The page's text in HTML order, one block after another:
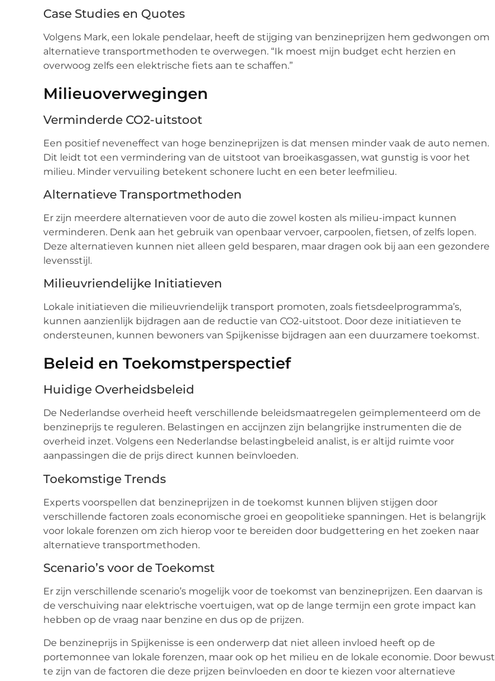
Case Studies en Quotes
Volgens Mark, een lokale pendelaar, heeft de stijging van benzineprijzen hem gedwongen om
alternatieve transportmethoden te overwegen. “Ik moest mijn budget echt herzien en
overwoog zelfs een elektrische fiets aan te schaffen.”
Milieuoverwegingen
Verminderde CO2-uitstoot
Een positief neveneffect van hoge benzineprijzen is dat mensen minder vaak de auto nemen.
Dit leidt tot een vermindering van de uitstoot van broeikasgassen, wat gunstig is voor het
milieu. Minder vervuiling betekent schonere lucht en een beter leefmilieu.
Alternatieve Transportmethoden
Er zijn meerdere alternatieven voor de auto die zowel kosten als milieu-impact kunnen
verminderen. Denk aan het gebruik van openbaar vervoer, carpoolen, fietsen, of zelfs lopen.
Deze alternatieven kunnen niet alleen geld besparen, maar dragen ook bij aan een gezondere
levensstijl.
Milieuvriendelijke Initiatieven
Lokale initiatieven die milieuvriendelijk transport promoten, zoals fietsdeelprogramma’s,
kunnen aanzienlijk bijdragen aan de reductie van CO2-uitstoot. Door deze initiatieven te
ondersteunen, kunnen bewoners van Spijkenisse bijdragen aan een duurzamere toekomst.
Beleid en Toekomstperspectief
Huidige Overheidsbeleid
De Nederlandse overheid heeft verschillende beleidsmaatregelen geïmplementeerd om de
benzineprijs te reguleren. Belastingen en accijnzen zijn belangrijke instrumenten die de
overheid inzet. Volgens een Nederlandse belastingbeleid analist, is er altijd ruimte voor
aanpassingen die de prijs direct kunnen beïnvloeden.
Toekomstige Trends
Experts voorspellen dat benzineprijzen in de toekomst kunnen blijven stijgen door
verschillende factoren zoals economische groei en geopolitieke spanningen. Het is belangrijk
voor lokale forenzen om zich hierop voor te bereiden door budgettering en het zoeken naar
alternatieve transportmethoden.
Scenario’s voor de Toekomst
Er zijn verschillende scenario’s mogelijk voor de toekomst van benzineprijzen. Een daarvan is
de verschuiving naar elektrische voertuigen, wat op de lange termijn een grote impact kan
hebben op de vraag naar benzine en dus op de prijzen.
De benzineprijs in Spijkenisse is een onderwerp dat niet alleen invloed heeft op de
portemonnee van lokale forenzen, maar ook op het milieu en de lokale economie. Door bewust
te zijn van de factoren die deze prijzen beïnvloeden en door te kiezen voor alternatieve